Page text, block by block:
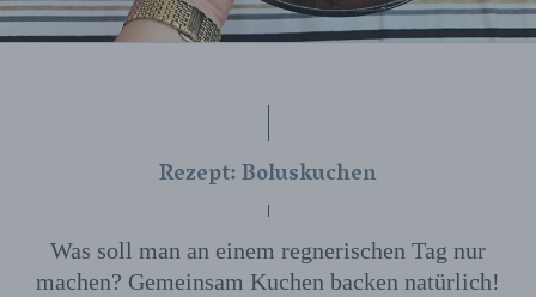
Rezept: Boluskuchen
Was soll man an einem regnerischen Tag nur
machen? Gemeinsam Kuchen backen natürlich!